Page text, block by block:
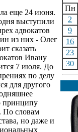
еще 24 июня.
выступили
адвокатов
из них - Олег
сказать
Ивану
7 июля. До
по делу
для другого
принципу
По словам
но даже и
Пн
2
9
16
23
30